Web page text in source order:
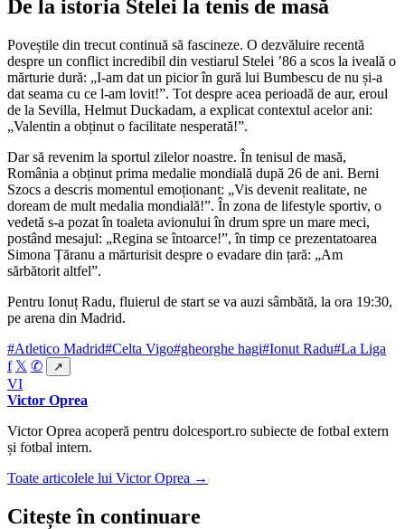
De la istoria Stelei la tenis de masă
Poveștile din trecut continuă să fascineze. O dezvăluire recentă
despre un conflict incredibil din vestiarul Stelei ’86 a scos la iveală o
mărturie dură: „I-am dat un picior în gură lui Bumbescu de nu și-a
dat seama cu ce l-am lovit!”. Tot despre acea perioadă de aur, eroul
de la Sevilla, Helmut Duckadam, a explicat contextul acelor ani:
„Valentin a obținut o facilitate nesperată!”.
Dar să revenim la sportul zilelor noastre. În tenisul de masă,
România a obținut prima medalie mondială după 26 de ani. Berni
Szocs a descris momentul emoționant: „Vis devenit realitate, ne
doream de mult medalia mondială!”. În zona de lifestyle sportiv, o
vedetă s-a pozat în toaleta avionului în drum spre un mare meci,
postând mesajul: „Regina se întoarce!”, în timp ce prezentatoarea
Simona Țăranu a mărturisit despre o evadare din țară: „Am
sărbătorit altfel”.
Pentru Ionuț Radu, fluierul de start se va auzi sâmbătă, la ora 19:30,
pe arena din Madrid.
#Atletico Madrid#Celta Vigo#gheorghe hagi#Ionut Radu#La Liga
f 𝕏 ✆ ↗
VI
Victor Oprea
Victor Oprea acoperă pentru dolcesport.ro subiecte de fotbal extern
și fotbal intern.
Toate articolele lui Victor Oprea →
Citește în continuare